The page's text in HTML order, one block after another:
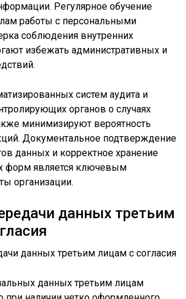
Регулярное обучение
работы с персональными
соблюдения внутренних
избежать административных и
систем аудита и
органов о случаях
минимизируют вероятность
Документальное подтверждение
данных и корректное хранение
форм является ключевым
организации.
данных третьим
данных третьим лицам